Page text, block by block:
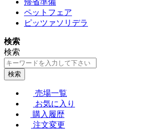
帰省準備
ペットフェア
ピッツァソリデラ
検索
検索
検索
売場一覧
お気に入り
購入履歴
注文変更